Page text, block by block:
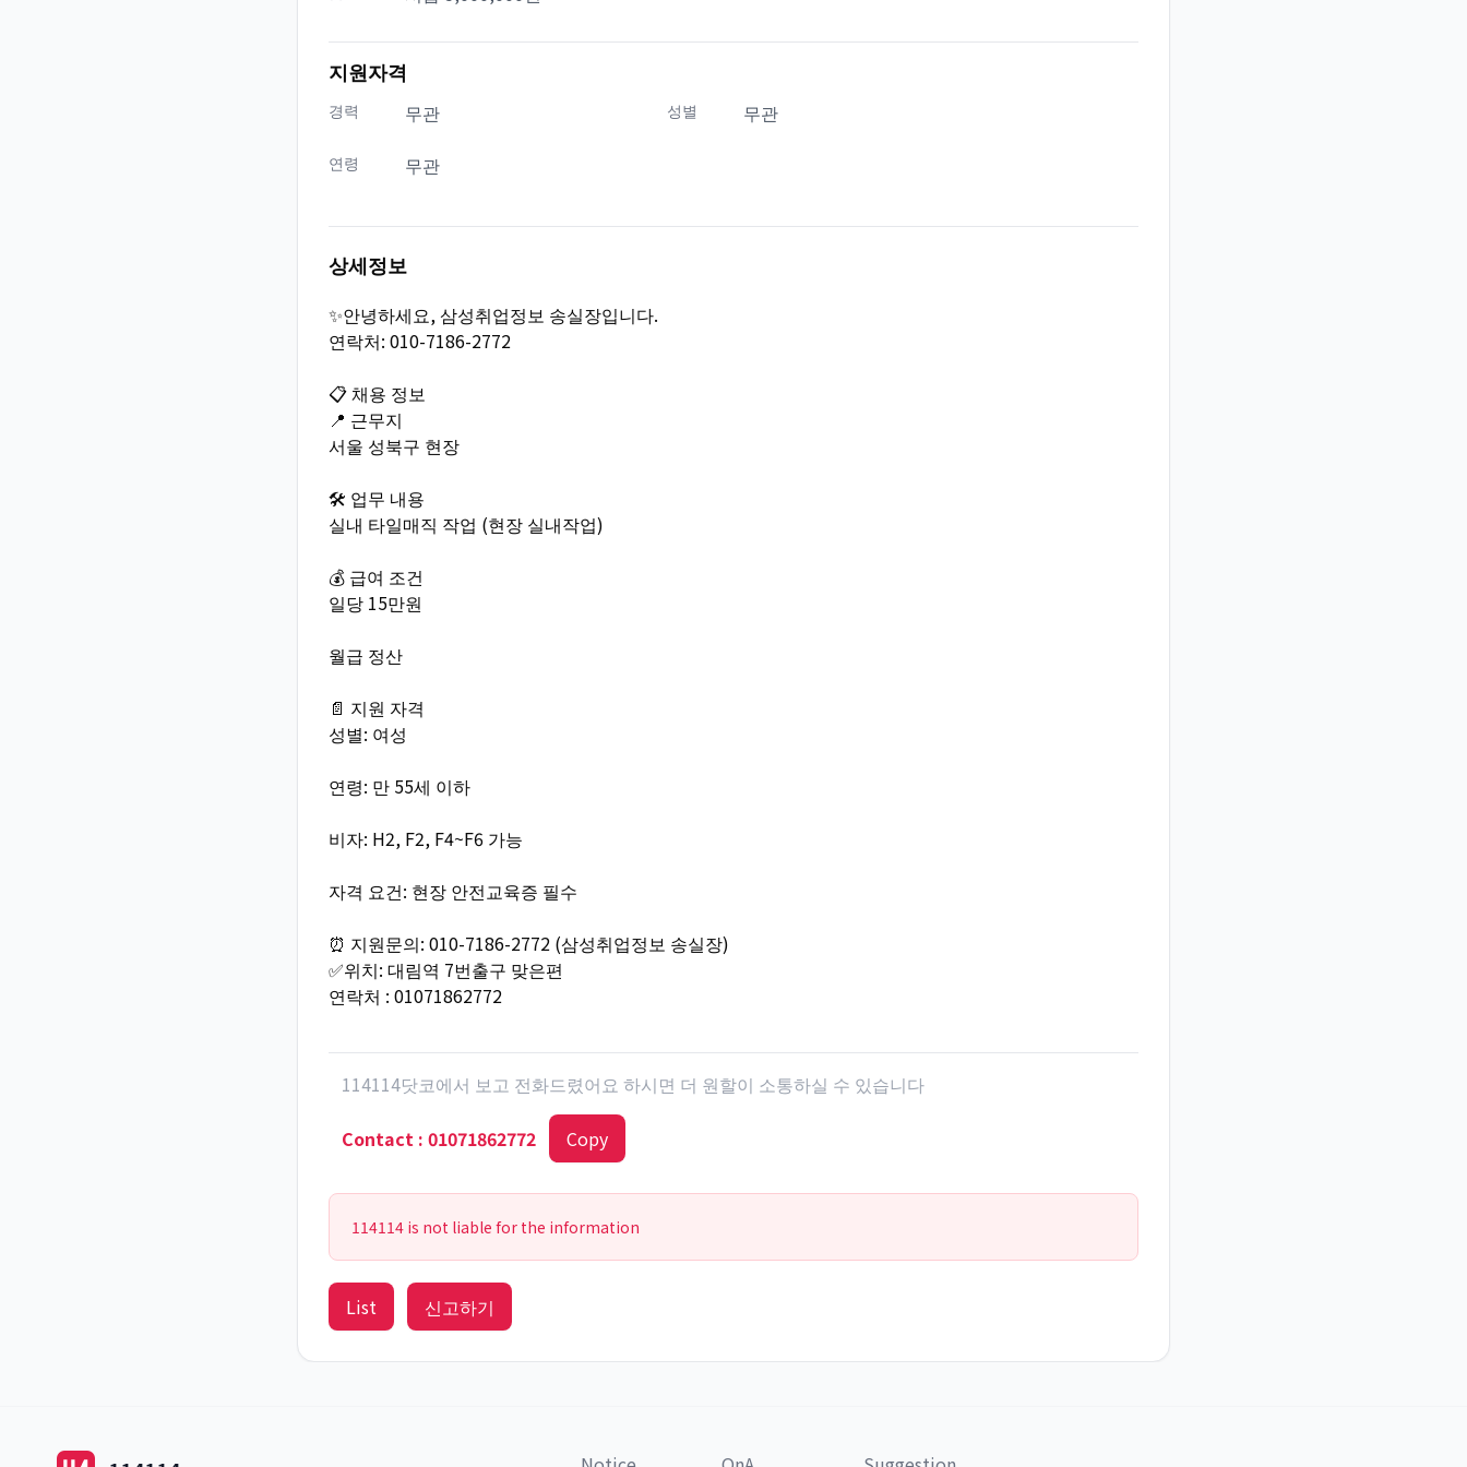
지원자격
경력 무관 성별 무관
연령 무관
상세정보
✨안녕하세요, 삼성취업정보 송실장입니다.
연락처: 010-7186-2772
📋 채용 정보
📍 근무지
서울 성북구 현장
🛠️ 업무 내용
실내 타일매직 작업 (현장 실내작업)
💰 급여 조건
일당 15만원
월급 정산
📄 지원 자격
성별: 여성
연령: 만 55세 이하
비자: H2, F2, F4~F6 가능
자격 요건: 현장 안전교육증 필수
⏰ 지원문의: 010-7186-2772 (삼성취업정보 송실장)
✅위치: 대림역 7번출구 맞은편
연락처 : 01071862772
114114닷코에서 보고 전화드렸어요 하시면 더 원할이 소통하실 수 있습니다
Contact : 01071862772 Copy
114114 is not liable for the information
List 신고하기